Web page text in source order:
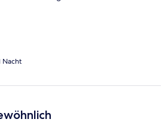
Nacht